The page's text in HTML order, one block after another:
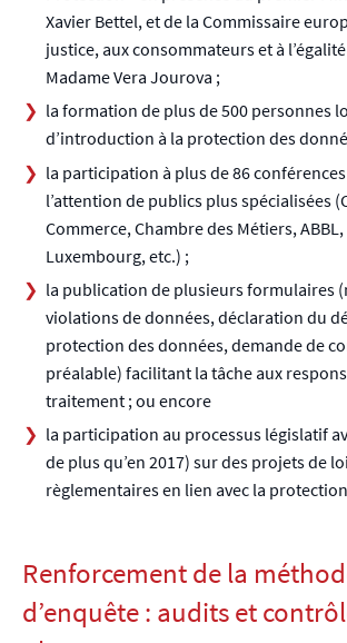
Xavier Bettel, et de la Commissaire
justice, aux consommateurs et à
Madame Vera Jourova ;
la formation de plus de 500 personnes
d’introduction à la protection des
la participation à plus de 86
l’attention de publics plus spécialisées
Commerce, Chambre des Métiers,
Luxembourg, etc.) ;
la publication de plusieurs formulaires
violations de données, déclaration du
protection des données, demande de
préalable) facilitant la tâche aux
traitement ; ou encore
la participation au processus législatif
de plus qu’en 2017) sur des projets de
règlementaires en lien avec la
Renforcement de la
d’enquête : audits et